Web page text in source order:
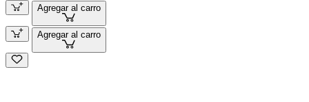
Agregar al carro
Agregar al carro